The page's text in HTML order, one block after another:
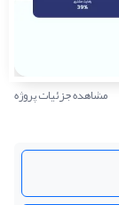
مشاهده جزئیات پروژه